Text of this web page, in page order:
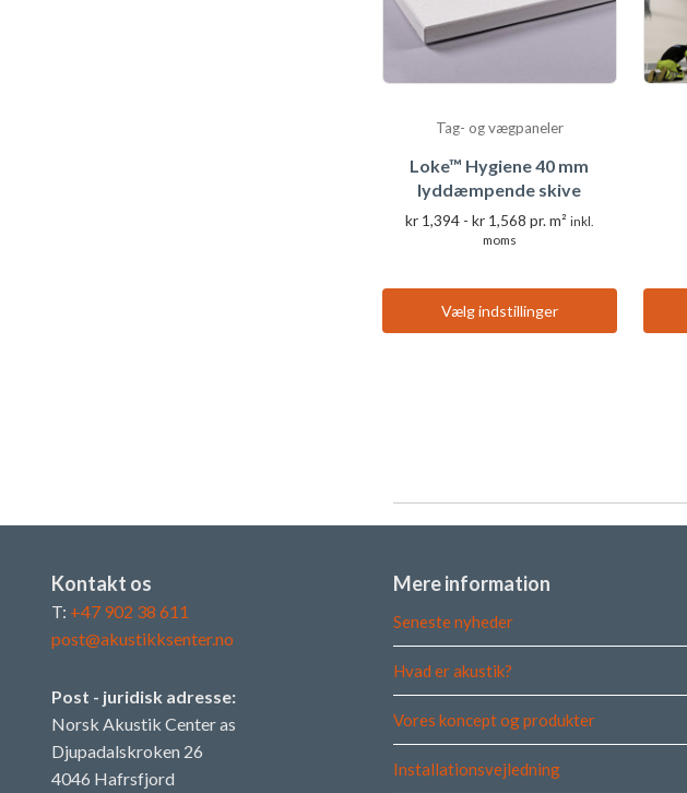
Tag- og vægpaneler
Loke™ Hygiene 40 mm
lyddæmpende skive
kr 1,394 - kr 1,568 Prisinterval:
pr. m²inkl.
moms
Vælg indstillinger
produkt
har
Kontakt os
T: +47 902 38 611
post@akustikksenter.no
Post - juridisk adresse:
Norsk Akustik Center as
Djupadalskroken 26
4046 Hafrsfjord
Mere information
Seneste nyheder
Hvad er akustik?
Vores koncept og produkter
Installationsvejledning